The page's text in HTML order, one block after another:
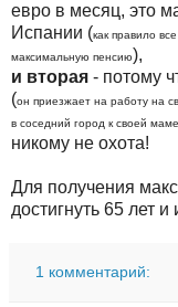
евро в месяц, это
Испании (как правило
максимальную пенсию),
и вторая - потому
(он приезжает на работу на
в соседний город к своей
никому не охота!
Для получения
достигнуть 65 лет
1 комментарий: